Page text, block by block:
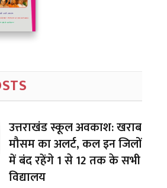
उत्तराखंड स्कूल अवकाश: खराब
मौसम का अलर्ट, कल इन जिलों
में बंद रहेंगे 1 से 12 तक के सभी
विद्यालय